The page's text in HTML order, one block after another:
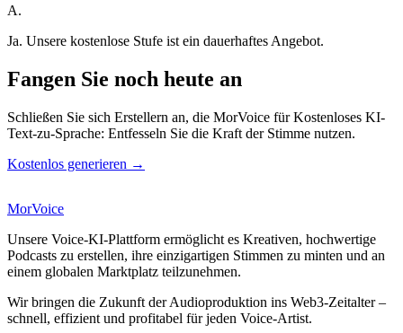
A.
Ja. Unsere kostenlose Stufe ist ein dauerhaftes Angebot.
Fangen Sie noch heute an
Schließen Sie sich Erstellern an, die MorVoice für Kostenloses KI-
Text-zu-Sprache: Entfesseln Sie die Kraft der Stimme nutzen.
Kostenlos generieren →
MorVoice
Unsere Voice-KI-Plattform ermöglicht es Kreativen, hochwertige
Podcasts zu erstellen, ihre einzigartigen Stimmen zu minten und an
einem globalen Marktplatz teilzunehmen.
Wir bringen die Zukunft der Audioproduktion ins Web3-Zeitalter –
schnell, effizient und profitabel für jeden Voice-Artist.